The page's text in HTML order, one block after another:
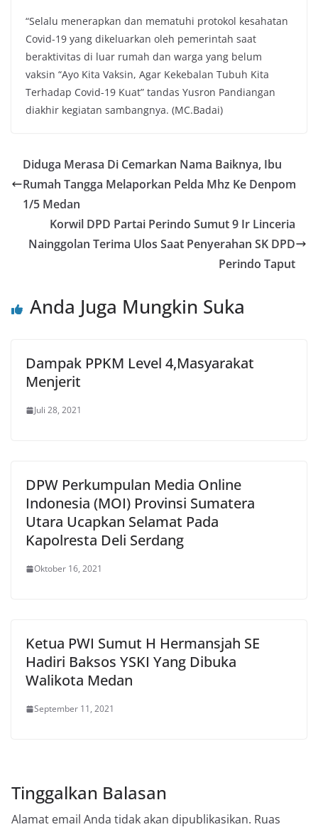
“Selalu menerapkan dan mematuhi protokol kesahatan
Covid-19 yang dikeluarkan oleh pemerintah saat
beraktivitas di luar rumah dan warga yang belum
vaksin “Ayo Kita Vaksin, Agar Kekebalan Tubuh Kita
Terhadap Covid-19 Kuat” tandas Yusron Pandiangan
diakhir kegiatan sambangnya. (MC.Badai)
Diduga Merasa Di Cemarkan Nama Baiknya, Ibu
Rumah Tangga Melaporkan Pelda Mhz Ke Denpom
1/5 Medan
Korwil DPD Partai Perindo Sumut 9 Ir Linceria
Nainggolan Terima Ulos Saat Penyerahan SK DPD
Perindo Taput
Anda Juga Mungkin Suka
Dampak PPKM Level 4,Masyarakat
Menjerit
Juli 28, 2021
DPW Perkumpulan Media Online
Indonesia (MOI) Provinsi Sumatera
Utara Ucapkan Selamat Pada
Kapolresta Deli Serdang
Oktober 16, 2021
Ketua PWI Sumut H Hermansjah SE
Hadiri Baksos YSKI Yang Dibuka
Walikota Medan
September 11, 2021
Tinggalkan Balasan
Alamat email Anda tidak akan dipublikasikan. Ruas